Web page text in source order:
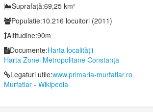
Suprafață:69,25 km²
Populatie:10.216 locuitori (2011)
Altitudine:90m
Documente:Harta localităţii
Harta Zonei Metropolitane Constanţa
Legaturi utile:www.primaria-murfatlar.ro
Murfatlar - Wikipedia